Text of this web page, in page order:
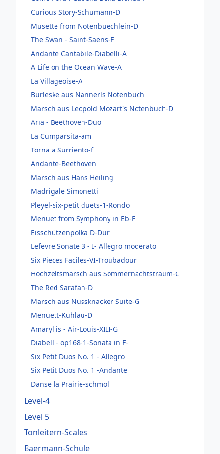
Curious Story-Schumann-D
Musette from Notenbuechlein-D
The Swan - Saint-Saens-F
Andante Cantabile-Diabelli-A
A Life on the Ocean Wave-A
La Villageoise-A
Burleske aus Nannerls Notenbuch
Marsch aus Leopold Mozart's Notenbuch-D
Aria - Beethoven-Duo
La Cumparsita-am
Torna a Surriento-f
Andante-Beethoven
Marsch aus Hans Heiling
Madrigale Simonetti
Pleyel-six-petit duets-1-Rondo
Menuet from Symphony in Eb-F
Eisschützenpolka D-Dur
Lefevre Sonate 3 - I- Allegro moderato
Six Pieces Faciles-VI-Troubadour
Hochzeitsmarsch aus Sommernachtstraum-C
The Red Sarafan-D
Marsch aus Nussknacker Suite-G
Menuett-Kuhlau-D
Amaryllis - Air-Louis-XIII-G
Diabelli- op168-1-Sonata in F-
Six Petit Duos No. 1 - Allegro
Six Petit Duos No. 1 -Andante
Danse la Prairie-schmoll
Level-4
Level 5
Tonleitern-Scales
Baermann-Schule